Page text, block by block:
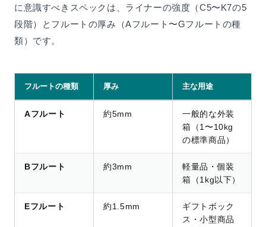
に意識すべきスペックは、ライナーの強度（C5〜K7の5
段階）とフルートの厚み（Aフルート〜Gフルートの種
類）です。
フルートの種類 厚み 主な用途
Aフルート 約5mm
一般的な外装
箱（1〜10kg
の標準商品）
Bフルート 約3mm
軽量品・個装
箱（1kg以下）
Eフルート 約1.5mm
ギフトボック
ス・小型商品